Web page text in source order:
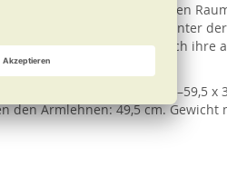
eleganten und leichten
praktisch unter
Diese zeichnen sich durch ihre
36–38,6 cm (L x B) bzw. 57–59,5
den Armlehnen: 49,5 cm. Gewicht